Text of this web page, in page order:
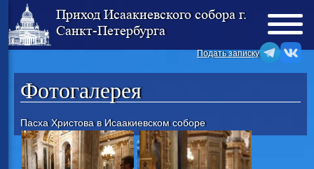
Приход Исаакиевского собора г.
Санкт-Петербурга
Подать записку
Фотогалерея
Пасха Христова в Исаакиевском соборе